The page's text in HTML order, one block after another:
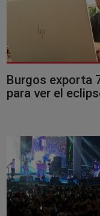
Burgos exporta
para ver el